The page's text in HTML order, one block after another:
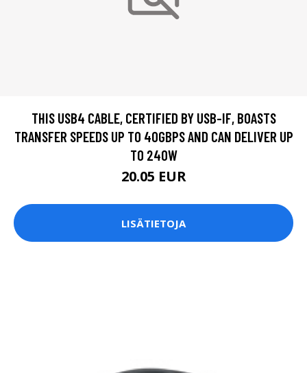
THIS USB4 CABLE, CERTIFIED BY USB-IF, BOASTS
TRANSFER SPEEDS UP TO 40GBPS AND CAN DELIVER UP
TO 240W
20.05 EUR
LISÄTIETOJA